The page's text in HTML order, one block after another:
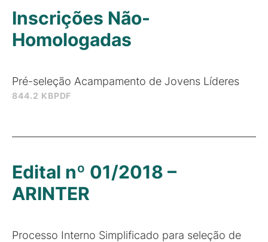
844.2 KBPDF
Inscrições Não-
Homologadas
Pré-seleção Acampamento de Jovens Líderes
Edital nº 01/2018 –
ARINTER
Processo Interno Simplificado para seleção de